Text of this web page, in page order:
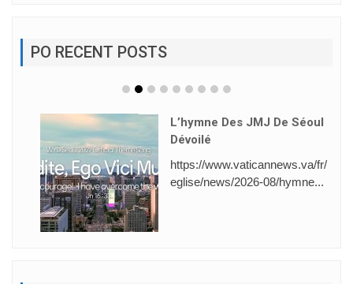
PO RECENT POSTS
L’hymne Des JMJ De Séoul
Dévoilé
https://www.vaticannews.va/fr/
eglise/news/2026-08/hymne...